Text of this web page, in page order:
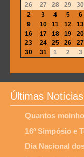
26
27 28 29 30
2
3 4 5 6
9
10 11 12 13
16
17 18 19 20
23
24 25 26 27
30
31 1 2 3
Últimas Notícias
Quantos
16º Simpósio e
Dia Nacional